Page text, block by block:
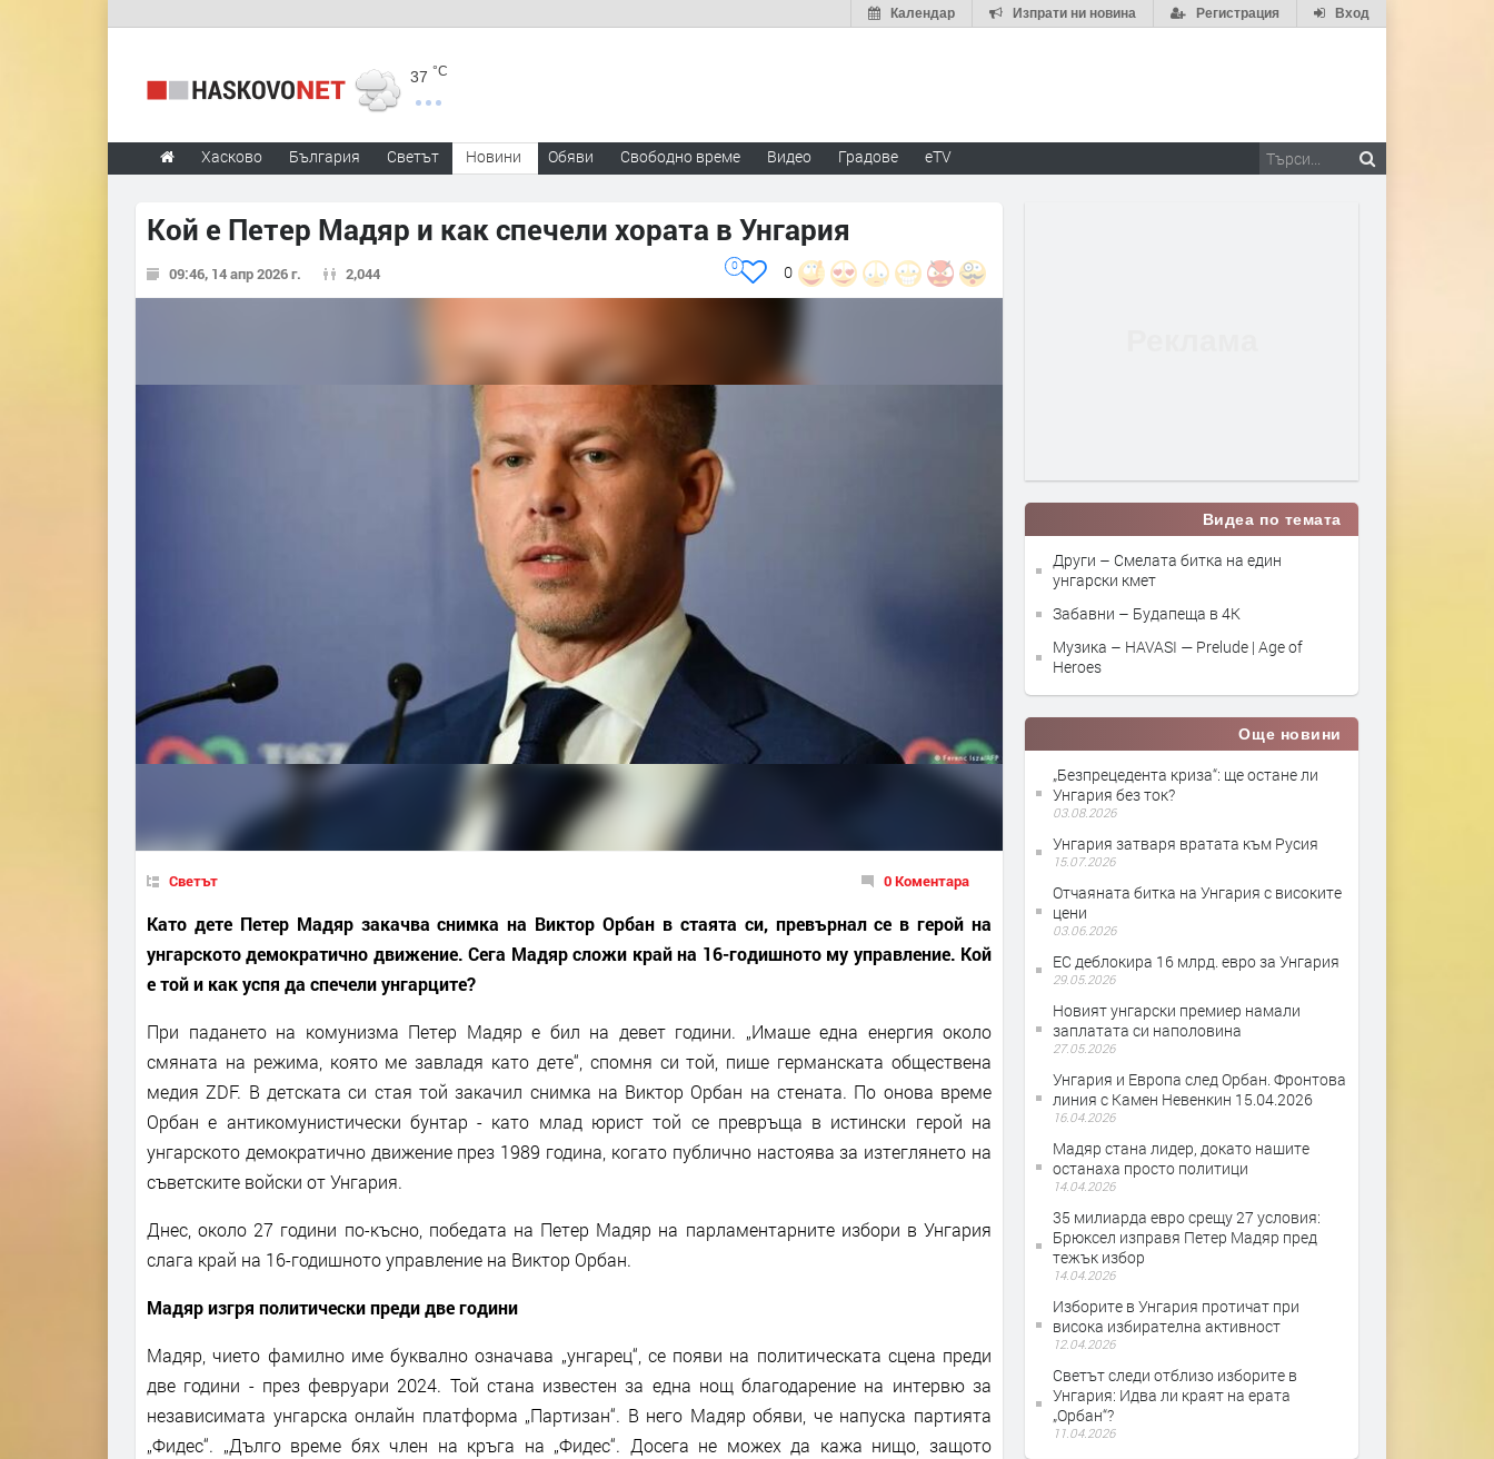
Вход
Регистрация
Изпрати ни новина
Календар
37 °C
Хасково България Светът Новини Обяви Свободно време Видео Градове eTV
Кой е Петер Мадяр и как спечели хората в Унгария
09:46, 14 апр 2026 г. 2,044 0
0
Светът 0 Коментара
Като дете Петер Мадяр закачва снимка на Виктор Орбан в стаята си, превърнал се в герой на
унгарското демократично движение. Сега Мадяр сложи край на 16-годишното му управление. Кой
е той и как успя да спечели унгарците?
При падането на комунизма Петер Мадяр е бил на девет години. „Имаше една енергия около
смяната на режима, която ме завладя като дете“, спомня си той, пише германската обществена
медия ZDF. В детската си стая той закачил снимка на Виктор Орбан на стената. По онова време
Орбан е антикомунистически бунтар - като млад юрист той се превръща в истински герой на
унгарското демократично движение през 1989 година, когато публично настоява за изтеглянето на
съветските войски от Унгария.
Днес, около 27 години по-късно, победата на Петер Мадяр на парламентарните избори в Унгария
слага край на 16-годишното управление на Виктор Орбан.
Мадяр изгря политически преди две години
Мадяр, чието фамилно име буквално означава „унгарец“, се появи на политическата сцена преди
две години - през февруари 2024. Той стана известен за една нощ благодарение на интервю за
независимата унгарска онлайн платформа „Партизан“. В него Мадяр обяви, че напуска партията
„Фидес“. „Дълго време бях член на кръга на „Фидес“. Досега не можех да кажа нищо, защото
Видеа по темата
Други – Смелата битка на един
унгарски кмет
Забавни – Будапеща в 4K
Музика – HAVASI — Prelude | Age of
Heroes
Още новини
„Безпрецедента криза“: ще остане ли
Унгария без ток?
03.08.2026
Унгария затваря вратата към Русия
15.07.2026
Отчаяната битка на Унгария с високите
цени
03.06.2026
ЕС деблокира 16 млрд. евро за Унгария
29.05.2026
Новият унгарски премиер намали
заплатата си наполовина
27.05.2026
Унгария и Европа след Орбан. Фронтова
линия с Камен Невенкин 15.04.2026
16.04.2026
Мадяр стана лидер, докато нашите
останаха просто политици
14.04.2026
35 милиарда евро срещу 27 условия:
Брюксел изправя Петер Мадяр пред
тежък избор
14.04.2026
Изборите в Унгария протичат при
висока избирателна активност
12.04.2026
Светът следи отблизо изборите в
Унгария: Идва ли краят на ерата
„Орбан“?
11.04.2026